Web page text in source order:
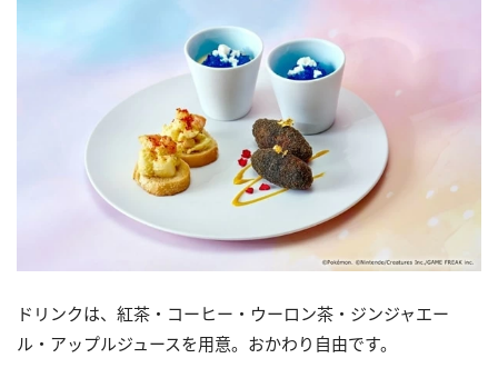
ドリンクは、紅茶・コーヒー・ウーロン茶・ジンジャエー
ル・アップルジュースを用意。おかわり自由です。